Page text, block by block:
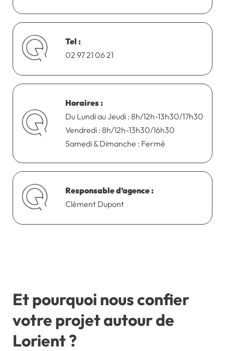
Tel :
02 97 21 06 21
Horaires :
Du Lundi au Jeudi : 8h/12h-13h30/17h30
Vendredi : 8h/12h-13h30/16h30
Samedi & Dimanche : Fermé
Responsable d’agence :
Clément Dupont
Et pourquoi nous confier
votre projet autour de
Lorient ?